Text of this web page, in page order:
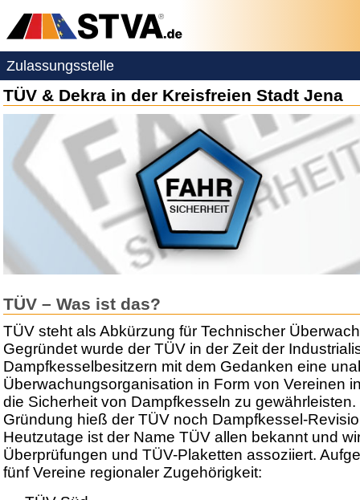
Zulassungsstelle
TÜV & Dekra in der Kreisfreien Stadt Jena
TÜV – Was ist das?
TÜV steht als Abkürzung für Technischer
Gegründet wurde der TÜV in der Zeit der
Dampfkesselbesitzern mit dem Gedanken eine
Überwachungsorganisation in Form von Vereinen
die Sicherheit von Dampfkesseln zu gewährleisten.
Gründung hieß der TÜV noch Dampfkessel-
Heutzutage ist der Name TÜV allen bekannt und
Überprüfungen und TÜV-Plaketten assoziiert.
fünf Vereine regionaler Zugehörigkeit: